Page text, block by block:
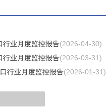
行业月度监控报告(2026-04-30)
行业月度监控报告(2026-03-31)
行业月度监控报告(2026-01-31)